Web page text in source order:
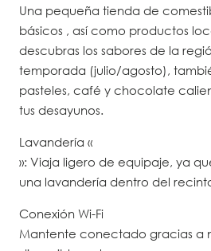
Una pequeña tienda de
básicos , así como productos
descubras los sabores de la
temporada (julio/agosto),
pasteles, café y chocolate
tus desayunos.
Lavandería «
»: Viaja ligero de equipaje, ya
una lavandería dentro del
Conexión Wi-Fi
Mantente conectado gracias a